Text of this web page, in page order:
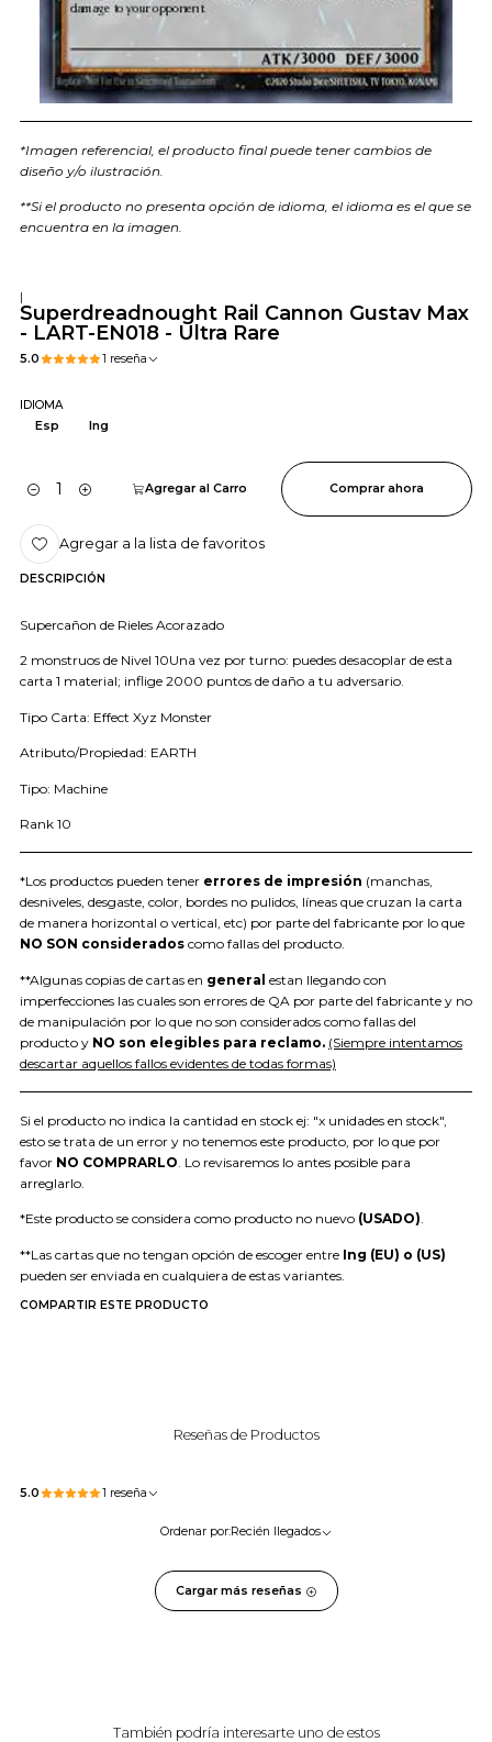
*Imagen referencial, el producto final puede tener cambios de
diseño y/o ilustración.
**Si el producto no presenta opción de idioma, el idioma es el que se
encuentra en la imagen.
|
Superdreadnought Rail Cannon Gustav Max
- LART-EN018 - Ultra Rare
5.0 1 reseña
IDIOMA
Esp
Ing
Cantidad
Agregar al Carro Comprar ahora
Agregar a la lista de favoritos
DESCRIPCIÓN
Supercañon de Rieles Acorazado
2 monstruos de Nivel 10Una vez por turno: puedes desacoplar de esta
carta 1 material; inflige 2000 puntos de daño a tu adversario.
Tipo Carta: Effect Xyz Monster
Atributo/Propiedad: EARTH
Tipo: Machine
Rank 10
*Los productos pueden tener errores de impresión (manchas,
desniveles, desgaste, color, bordes no pulidos, líneas que cruzan la carta
de manera horizontal o vertical, etc) por parte del fabricante por lo que
NO SON considerados como fallas del producto.
**Algunas copias de cartas en general estan llegando con
imperfecciones las cuales son errores de QA por parte del fabricante y no
de manipulación por lo que no son considerados como fallas del
producto y NO son elegibles para reclamo. (Siempre intentamos
descartar aquellos fallos evidentes de todas formas)
Si el producto no indica la cantidad en stock ej: "x unidades en stock",
esto se trata de un error y no tenemos este producto, por lo que por
favor NO COMPRARLO . Lo revisaremos lo antes posible para
arreglarlo.
*Este producto se considera como producto no nuevo (USADO).
**Las cartas que no tengan opción de escoger entre Ing (EU) o (US)
pueden ser enviada en cualquiera de estas variantes.
COMPARTIR ESTE PRODUCTO
Reseñas de Productos
5.0 1 reseña
Ordenar por:Recién llegados
Cargar más reseñas
También podría interesarte uno de estos